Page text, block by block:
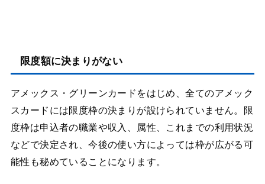
限度額に決まりがない
アメックス・グリーンカードをはじめ、全てのアメック
スカードには限度枠の決まりが設けられていません。限
度枠は申込者の職業や収入、属性、これまでの利用状況
などで決定され、今後の使い方によっては枠が広がる可
能性も秘めていることになります。